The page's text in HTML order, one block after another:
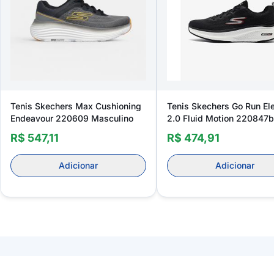
Tenis Skechers Max Cushioning
Endeavour 220609 Masculino
R$ 547,11
Adicionar
Tenis Skechers Go Run
2.0 Fluid Motion
Masculino
R$ 474,91
Adicionar